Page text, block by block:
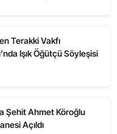
Terakki Vakfı
Işık Öğütçü Söyleşisi
Şehit Ahmet Köroğlu
Açıldı